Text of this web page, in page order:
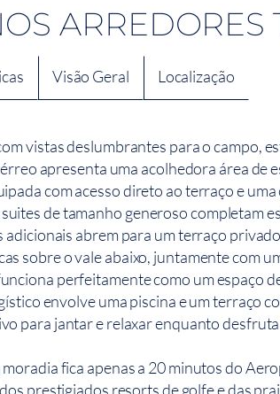
Visão Geral Localização
vistas deslumbrantes para o campo,
apresenta uma acolhedora área de
com acesso direto ao terraço e uma
de tamanho generoso completam
abrem para um terraço
sobre o vale abaixo, juntamente com
perfeitamente como um espaço
envolve uma piscina e um terraço
para jantar e relaxar enquanto
moradia fica apenas a 20 minutos do
prestigiados resorts de golfe e das